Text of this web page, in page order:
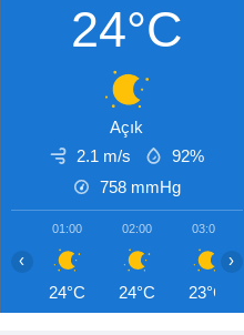
24°C
Açık
2.1 m/s
92%
758 mmHg
01:00
24°C
02:00
24°C
03:00
23°C
‹ ›